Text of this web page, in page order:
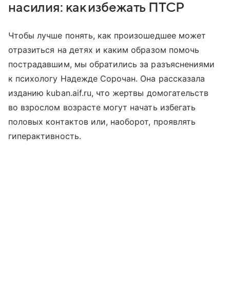
насилия: как избежать ПТСР
Чтобы лучше понять, как произошедшее может
отразиться на детях и каким образом помочь
пострадавшим, мы обратились за разъяснениями
к психологу Надежде Сорочан. Она рассказала
изданию kuban.aif.ru, что жертвы домогательств
во взрослом возрасте могут начать избегать
половых контактов или, наоборот, проявлять
гиперактивность.